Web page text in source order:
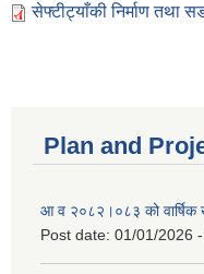
सेफ्टीट्याँकी निर्माण तथा
Plan and
आ व २०८२।०८३ को वार्षिक
Post date: 01/01/2026